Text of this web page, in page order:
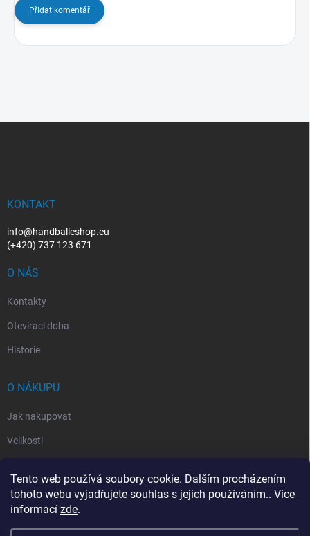
Tento web používá soubory cookie. Dalším procházením
tohoto webu vyjadřujete souhlas s jejich používáním.. Více
informací zde.
Přidat komentář
KONTAKT
info@handballeshop.eu
(+420) 737 123 671
O NÁS
Kontakty
Otevírací doba
Historie
O NÁKUPU
Jak nakupovat
Velikosti
Vrácení, reklamace
Obchodní podmínky